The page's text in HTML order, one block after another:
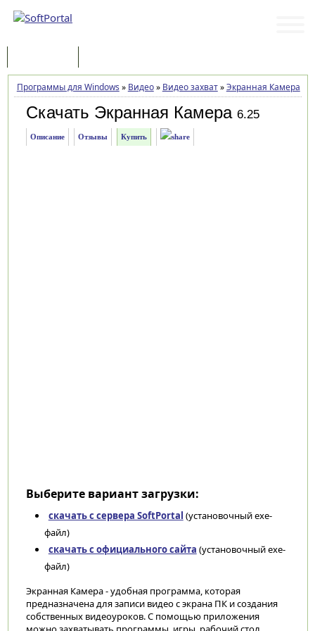
Программы для Windows » Видео» Видео захват»Экранная Камера
Скачать Экранная Камера 6.25
Описание Отзывы Купить
Выберите вариант загрузки:
скачать с сервера SoftPortal (установочный exe-
файл)
скачать с официального сайта (установочный exe-
файл)
Экранная Камера - удобная программа, которая
предназначена для записи видео с экрана ПК и создания
собственных видеоуроков. С помощью приложения